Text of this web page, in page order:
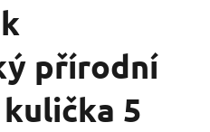
přírodní
5